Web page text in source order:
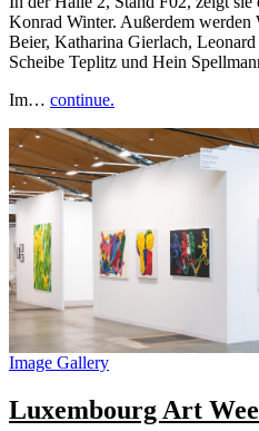
Konrad Winter. Außerdem werden
Beier, Katharina Gierlach,
Scheibe Teplitz und Hein
Im… continue.
Image Gallery
Luxembourg Art